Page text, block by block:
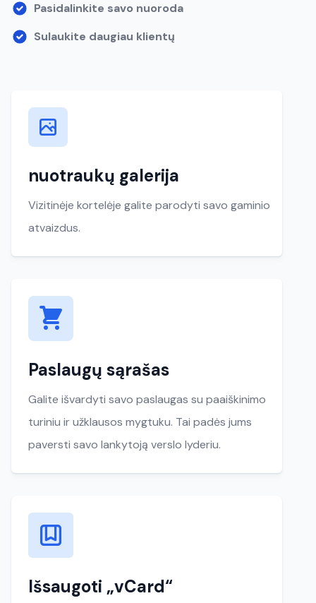
Pasidalinkite savo nuoroda
Sulaukite daugiau klientų
nuotraukų galerija
Vizitinėje kortelėje galite parodyti savo gaminio
atvaizdus.
Paslaugų sąrašas
Galite išvardyti savo paslaugas su paaiškinimo
turiniu ir užklausos mygtuku. Tai padės jums
paversti savo lankytoją verslo lyderiu.
Išsaugoti „vCard“